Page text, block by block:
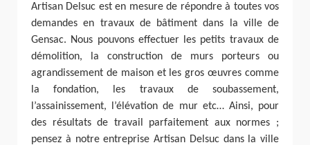
Artisan Delsuc est en mesure de répondre à toutes vos
demandes en travaux de bâtiment dans la ville de
Gensac. Nous pouvons effectuer les petits travaux de
démolition, la construction de murs porteurs ou
agrandissement de maison et les gros œuvres comme
la fondation, les travaux de soubassement,
l’assainissement, l’élévation de mur etc… Ainsi, pour
des résultats de travail parfaitement aux normes ;
pensez à notre entreprise Artisan Delsuc dans la ville